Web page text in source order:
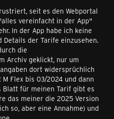
seit es den Webportal
vereinfacht in der App"
In der App habe ich keine
der Tarife einzusehen.
die
Archiv geklickt, nur um
dort widersprüchlich
Flex bis 03/2024 und dann
für meinen Tarif gibt es
das meiner die 2025 Version
so, aber eine Annahme) und